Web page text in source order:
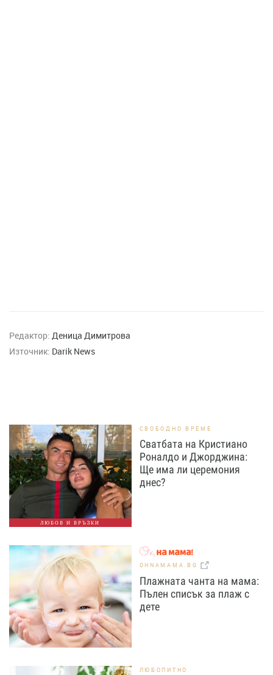
Редактор: Деница Димитрова
Източник: Darik News
ЛЮБОВ И ВРЪЗКИ
СВОБОДНО ВРЕМЕ
Сватбата на Кристиано
Роналдо и Джорджина:
Ще има ли церемония
днес?
OHNAMAMA.BG
Плажната чанта на мама:
Пълен списък за плаж с
дете
ЛЮБОПИТНО